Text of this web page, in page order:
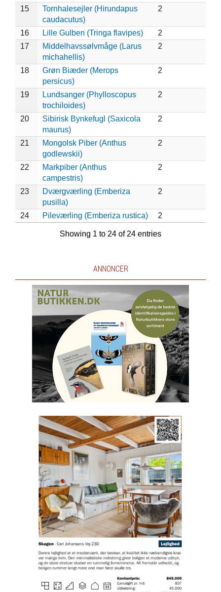
15
Tornhalesejler (Hirundapus
caudacutus)
2
16 Lille Gulben (Tringa flavipes)
2
17
Middelhavssølvmåge (Larus
michahellis)
2
18
Grøn Biæder (Merops
persicus)
2
19
Lundsanger (Phylloscopus
trochiloides)
2
20
Sibirisk Bynkefugl (Saxicola
maurus)
2
21
Mongolsk Piber (Anthus
godlewskii)
2
22
Markpiber (Anthus
campestris)
2
23
Dværgværling (Emberiza
pusilla)
2
24 Pileværling (Emberiza rustica) 2
Showing 1 to 24 of 24 entries
ANNONCER